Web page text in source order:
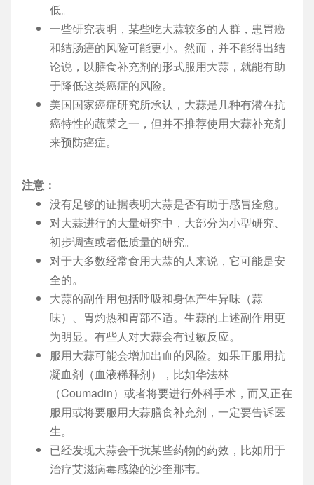
低。
一些研究表明，某些吃大蒜较多的人群，患胃癌
和结肠癌的风险可能更小。然而，并不能得出结
论说，以膳食补充剂的形式服用大蒜，就能有助
于降低这类癌症的风险。
美国国家癌症研究所承认，大蒜是几种有潜在抗
癌特性的蔬菜之一，但并不推荐使用大蒜补充剂
来预防癌症。
注意：
没有足够的证据表明大蒜是否有助于感冒痊愈。
对大蒜进行的大量研究中，大部分为小型研究、
初步调查或者低质量的研究。
对于大多数经常食用大蒜的人来说，它可能是安
全的。
大蒜的副作用包括呼吸和身体产生异味（蒜
味）、胃灼热和胃部不适。生蒜的上述副作用更
为明显。有些人对大蒜会有过敏反应。
服用大蒜可能会增加出血的风险。如果正服用抗
凝血剂（血液稀释剂），比如华法林
（Coumadin）或者将要进行外科手术，而又正在
服用或将要服用大蒜膳食补充剂，一定要告诉医
生。
已经发现大蒜会干扰某些药物的药效，比如用于
治疗艾滋病毒感染的沙奎那韦。